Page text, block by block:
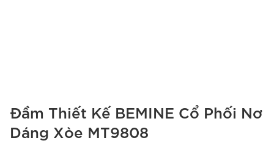
Đầm Thiết Kế BEMINE Cổ Phối Nơ
Dáng Xòe MT9808